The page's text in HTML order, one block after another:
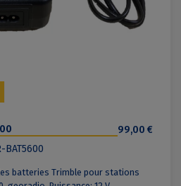
99,00 €
BAT5600
batteries Trimble pour stations